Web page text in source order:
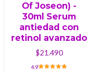
Of Joseon) -
30ml Serum
antiedad con
retinol avanzado
$21.490
4.9